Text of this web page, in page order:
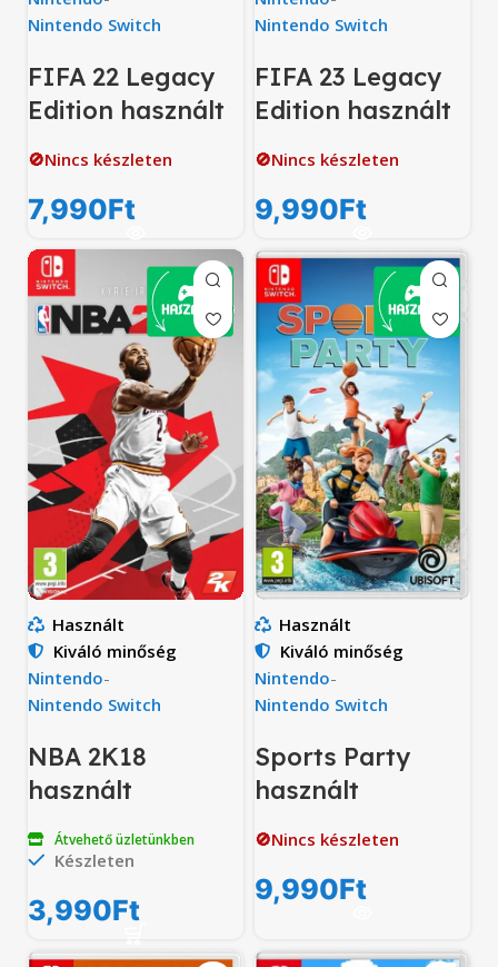
Nintendo Switch
FIFA 22 Legacy
Edition használt
🚫Nincs készleten
7,990Ft
Nintendo Switch
FIFA 23 Legacy
Edition használt
🚫Nincs készleten
9,990Ft
Használt
Kiváló minőség
Nintendo-
Nintendo Switch
NBA 2K18
használt
Átvehető üzletünkben
Készleten
3,990Ft
Használt
Kiváló minőség
Nintendo-
Nintendo Switch
Sports Party
használt
🚫Nincs készleten
9,990Ft